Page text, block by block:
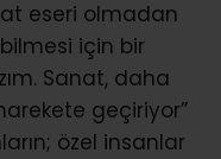
eseri olmadan
için bir
Sanat, daha
geçiriyor”
özel insanlar